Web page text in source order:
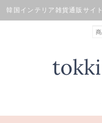
韓国インテリア雑貨通販サイト